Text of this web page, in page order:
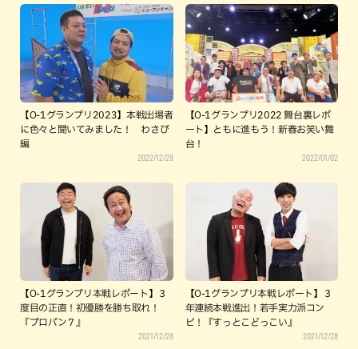
【O-1グランプリ2023】本戦出場者
に色々と聞いてみました！ わさび
編
2022/12/28
【O-1グランプリ2022 舞台裏レポ
ート】ともに進もう！新春お笑い舞
台！
2022/01/02
【O-1グランプリ本戦レポート】３
度目の正直！初優勝を勝ち取れ！
『プロパン７』
2021/12/28
【O-1グランプリ本戦レポート】３
年連続本戦進出！若手実力派コン
ビ！『すっとこどっこい』
2021/12/28